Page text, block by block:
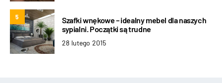
5
Szafki wnękowe – idealny mebel dla naszych
sypialni. Początki są trudne
28 lutego 2015